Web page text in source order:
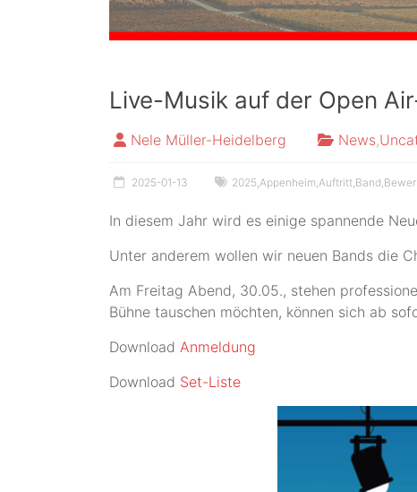
Live-Musik auf der Open
Nele Müller-Heidelberg News,
2025-01-13 2025 Appenheim Auftritt Band
In diesem Jahr wird es einige spannende
Unter anderem wollen wir neuen Bands die
Am Freitag Abend, 30.05., stehen
Bühne tauschen möchten, können sich ab
Download Anmeldung
Download Set-Liste